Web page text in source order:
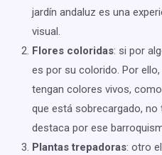
jardín andaluz es una
visual.
Flores coloridas: si por
es por su colorido. Por
tengan colores vivos,
que está sobrecargado, no
destaca por ese
Plantas trepadoras: otro